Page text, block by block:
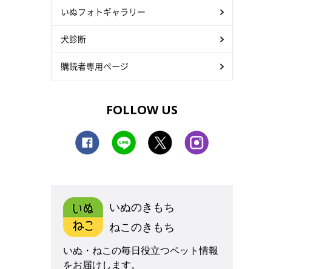
いぬフォトギャラリー
犬診断
購読者専用ページ
FOLLOW US
いぬのきもち
ねこのきもち
いぬ・ねこの毎日役立つペット情報
をお届けします。